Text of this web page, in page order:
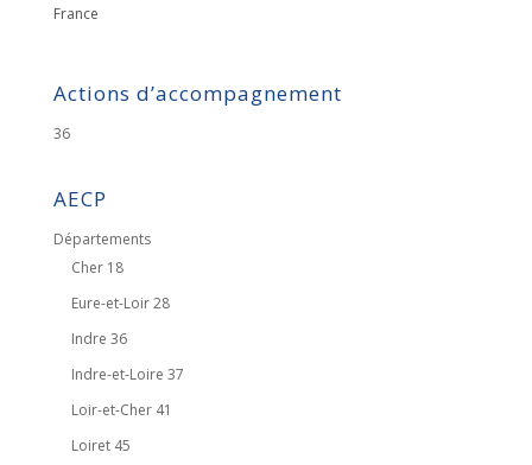
France
Actions d’accompagnement
36
AECP
Départements
Cher 18
Eure-et-Loir 28
Indre 36
Indre-et-Loire 37
Loir-et-Cher 41
Loiret 45